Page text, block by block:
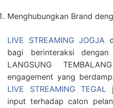
Menghubungkan Brand
LIVE STREAMING JOGJA
bagi berinteraksi
LANGSUNG
engagement yang
LIVE STREAMING TEGAL
input terhadap calon